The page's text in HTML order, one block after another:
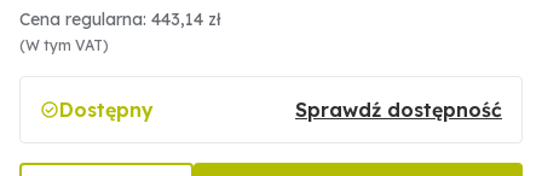
Cena regularna: 443,14 zł
(W tym VAT)
Dostępny Sprawdź dostępność